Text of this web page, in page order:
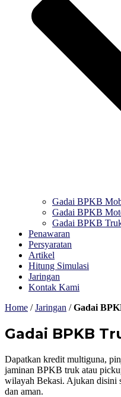
Gadai BPKB
Gadai BPKB
Gadai BPKB
Penawaran
Persyaratan
Artikel
Hitung Simulasi
Jaringan
Kontak Kami
Home /Jaringan /Gadai
Gadai BPKB
Dapatkan kredit multiguna,
jaminan BPKB truk atau
wilayah Bekasi. Ajukan disini
dan aman.